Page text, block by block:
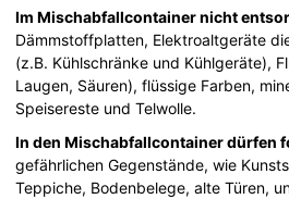
Im Mischabfallcontainer nicht
Dämmstoffplatten, Elektroaltgeräte
(z.B. Kühlschränke und Kühlgeräte),
Laugen, Säuren), flüssige Farben,
Speisereste und Telwolle.
In den Mischabfallcontainer dürfen
gefährlichen Gegenstände, wie
Teppiche, Bodenbelege, alte Türen,